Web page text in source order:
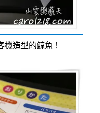
造型的鯨魚！